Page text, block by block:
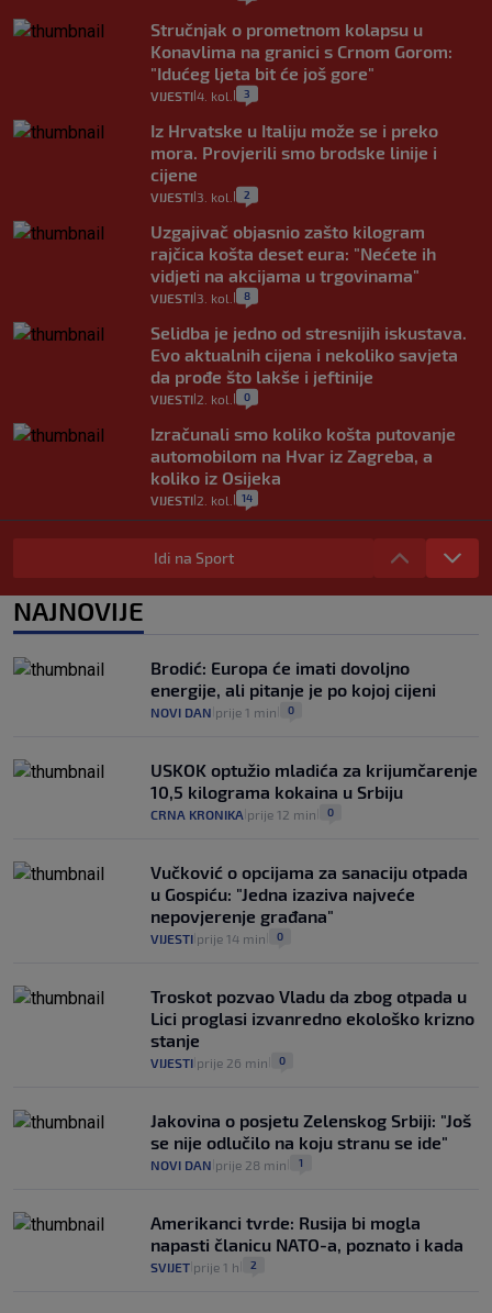
Stručnjak o prometnom kolapsu u
Konavlima na granici s Crnom Gorom:
"Idućeg ljeta bit će još gore"
VIJESTI 4. kol. 3
Iz Hrvatske u Italiju može se i preko
mora. Provjerili smo brodske linije i
cijene
VIJESTI 3. kol. 2
Uzgajivač objasnio zašto kilogram
rajčica košta deset eura: "Nećete ih
vidjeti na akcijama u trgovinama"
VIJESTI 3. kol. 8
Selidba je jedno od stresnijih iskustava.
Evo aktualnih cijena i nekoliko savjeta
da prođe što lakše i jeftinije
VIJESTI 2. kol. 0
Izračunali smo koliko košta putovanje
automobilom na Hvar iz Zagreba, a
koliko iz Osijeka
VIJESTI 2. kol. 14
"Kći je otišla na more, a zaboravila
zdravstvenu iskaznicu". Kakva su prava
pacijenata izvan mjesta prebivališta?
1
Plenković na 15 dana ukine mjere: "Ne bi
se dogodilo ništa. Vlada se zaljubila u te
intervencije"
30. srp.
Idi na Sport
NAJNOVIJE
Brodić: Europa će imati dovoljno
energije, ali pitanje je po kojoj cijeni
NOVI DAN prije 1 min 0
USKOK optužio mladića za krijumčarenje
10,5 kilograma kokaina u Srbiju
CRNA KRONIKA prije 12 min 0
Vučković o opcijama za sanaciju otpada
u Gospiću: "Jedna izaziva najveće
nepovjerenje građana"
VIJESTI prije 14 min 0
Troskot pozvao Vladu da zbog otpada u
Lici proglasi izvanredno ekološko krizno
stanje
VIJESTI prije 26 min 0
Jakovina o posjetu Zelenskog Srbiji: "Još
se nije odlučilo na koju stranu se ide"
NOVI DAN prije 28 min 1
Amerikanci tvrde: Rusija bi mogla
napasti članicu NATO-a, poznato i kada
SVIJET prije 1 h 2